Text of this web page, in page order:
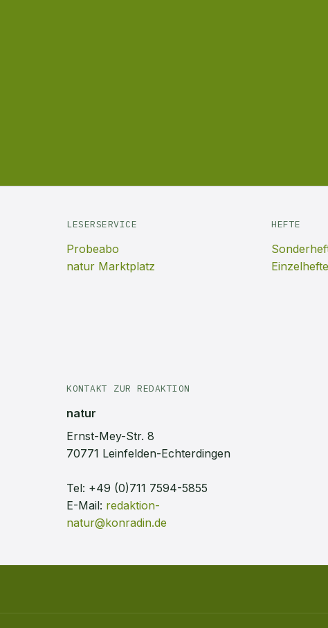
LESERSERVICE
Probeabo
natur Marktplatz
HEFTE
Einzelhefte
KONTAKT ZUR REDAKTION
natur
Ernst-Mey-Str. 8
70771 Leinfelden-Echterdingen
Tel: +49 (0)711 7594-5855
E-Mail: redaktion-
natur@konradin.de